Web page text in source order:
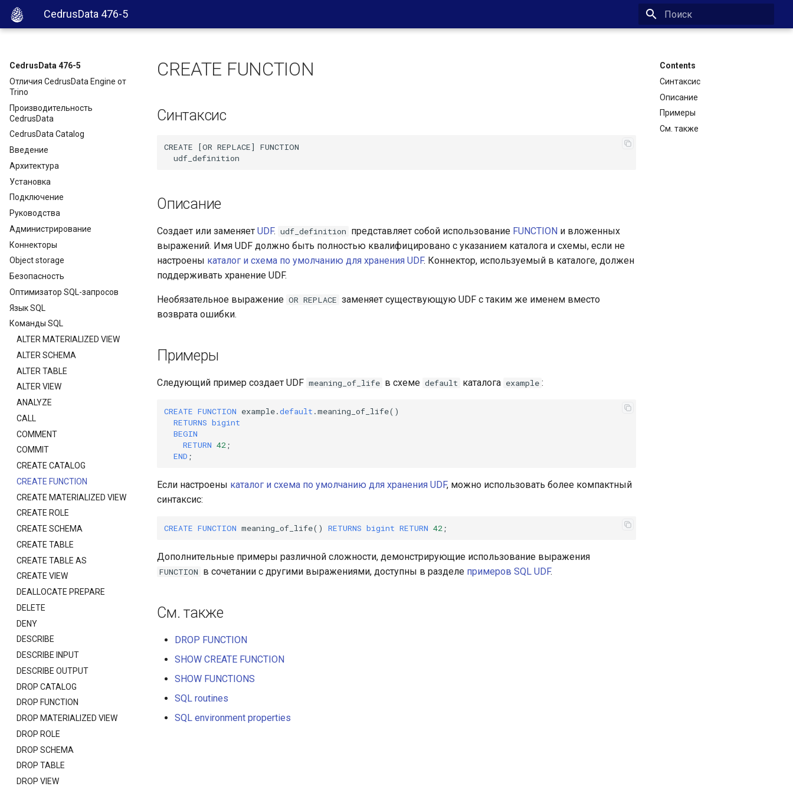
CedrusData 476-5
CedrusData 476-5
Отличия CedrusData Engine от
Trino
Производительность
CedrusData
CedrusData Catalog
Введение
Архитектура
Установка
Подключение
Руководства
Администрирование
Коннекторы
Object storage
Безопасность
Оптимизатор SQL-запросов
Язык SQL
Команды SQL
ALTER MATERIALIZED VIEW
ALTER SCHEMA
ALTER TABLE
ALTER VIEW
ANALYZE
CALL
COMMENT
COMMIT
CREATE CATALOG
CREATE FUNCTION
CREATE MATERIALIZED VIEW
CREATE ROLE
CREATE SCHEMA
CREATE TABLE
CREATE TABLE AS
CREATE VIEW
DEALLOCATE PREPARE
DELETE
DENY
DESCRIBE
DESCRIBE INPUT
DESCRIBE OUTPUT
DROP CATALOG
DROP FUNCTION
DROP MATERIALIZED VIEW
DROP ROLE
DROP SCHEMA
DROP TABLE
DROP VIEW
Contents
Синтаксис
Описание
Примеры
См. также
CREATE FUNCTION
Синтаксис
CREATE [OR REPLACE] FUNCTION
Описание
Создает или заменяет UDF. udf_definition представляет собой использование FUNCTION и вложенных
выражений. Имя UDF должно быть полностью квалифицировано с указанием каталога и схемы, если не
настроены каталог и схема по умолчанию для хранения UDF. Коннектор, используемый в каталоге, должен
поддерживать хранение UDF.
Необязательное выражение OR REPLACE заменяет существующую UDF с таким же именем вместо
возврата ошибки.
Примеры
Следующий пример создает UDF meaning_of_life в схеме default каталога example :
CREATE FUNCTION example.default .meaning_of_life()
RETURNS bigint
BEGIN
RETURN 42 ;
END ;
Если настроены каталог и схема по умолчанию для хранения UDF, можно использовать более компактный
синтаксис:
CREATE FUNCTION meaning_of_life() RETURNS bigint RETURN 42 ;
Дополнительные примеры различной сложности, демонстрирующие использование выражения
FUNCTION в сочетании с другими выражениями, доступны в разделе примеров SQL UDF.
См. также
DROP FUNCTION
SHOW CREATE FUNCTION
SHOW FUNCTIONS
SQL routines
SQL environment properties